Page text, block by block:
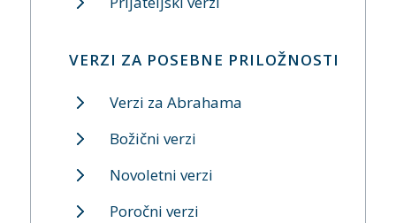
VERZI ZA POSEBNE PRILOŽNOSTI
Verzi za Abrahama
Božični verzi
Novoletni verzi
Poročni verzi